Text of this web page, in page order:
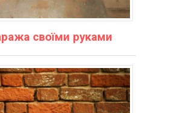
своїми руками